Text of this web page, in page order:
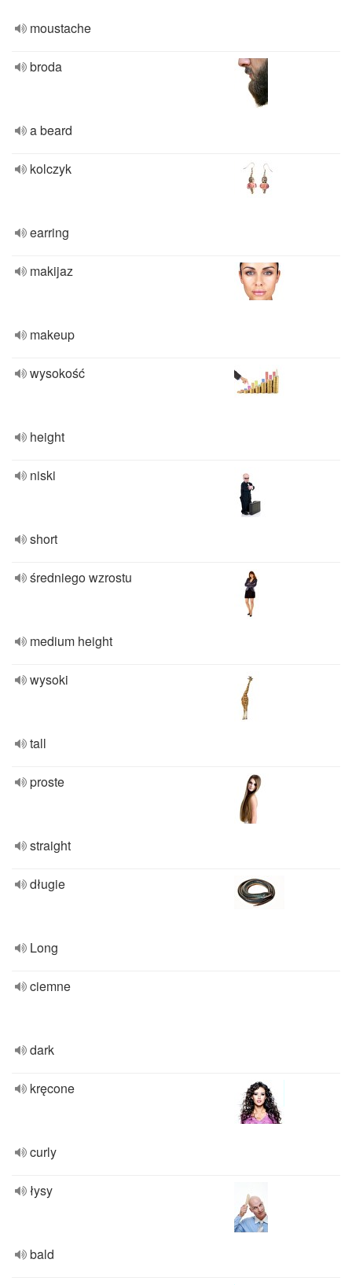
moustache
broda
a beard
kolczyk
earring
makijaz
makeup
wysokość
height
niski
short
średniego wzrostu
medium height
wysoki
tall
proste
straight
długie
Long
ciemne
dark
kręcone
curly
łysy
bald